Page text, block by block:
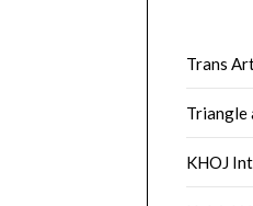
Trans
Triangle
KHOJ